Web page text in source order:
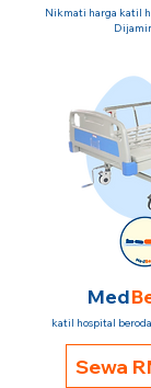
Nikmati harga katil
Med
katil hospital
Sewa